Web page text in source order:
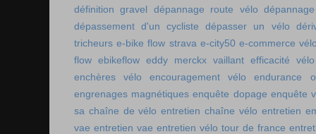
définition gravel
dépannage route vélo
dépassement d'un cycliste
dépasser un vélo
tricheurs e-bike flow strava e-city50 e-commerce
flow ebikeflow eddy merckx vaillant efficacité vélo
enchères vélo
encouragement vélo
endurance
engrenages magnétiques enquête dopage enquête
sa chaîne de vélo entretien chaîne vélo entretien
vae entretien vae entretien vélo tour de france